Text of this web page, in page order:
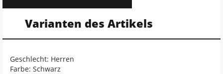
Varianten des Artikels
Geschlecht: Herren
Farbe: Schwarz